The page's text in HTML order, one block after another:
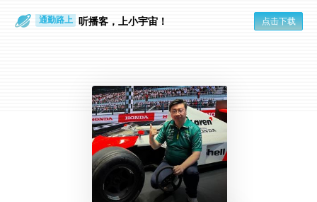
通勤路上 听播客，上小宇宙！ 点击下载